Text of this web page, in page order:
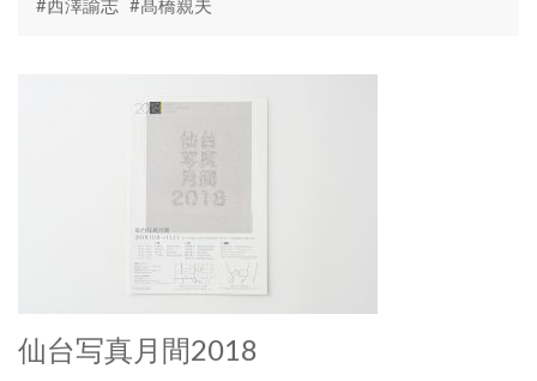
#西澤諭志 #髙橋親夫
仙台写真月間2018